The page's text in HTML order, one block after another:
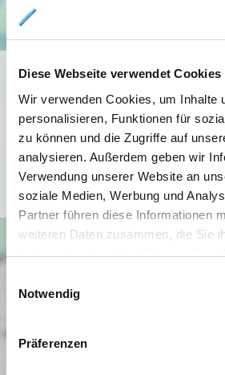
Diese Webseite verwendet Cookies
Wir verwenden Cookies, um Inhalte
personalisieren, Funktionen für
zu können und die Zugriffe auf
analysieren. Außerdem geben wir
Verwendung unserer Website an
soziale Medien, Werbung und
Partner führen diese Informationen
weiteren Daten zusammen, die Sie
haben oder die sie im Rahmen Ihrer
Notwendig
Präferenzen
Ich bin damit einverstanden, dass
angezeigt werden. Es
Datenschutzbedingungen
( https://
Ich bin